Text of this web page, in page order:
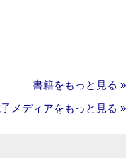
書籍をもっと見る »
メディアをもっと見る »